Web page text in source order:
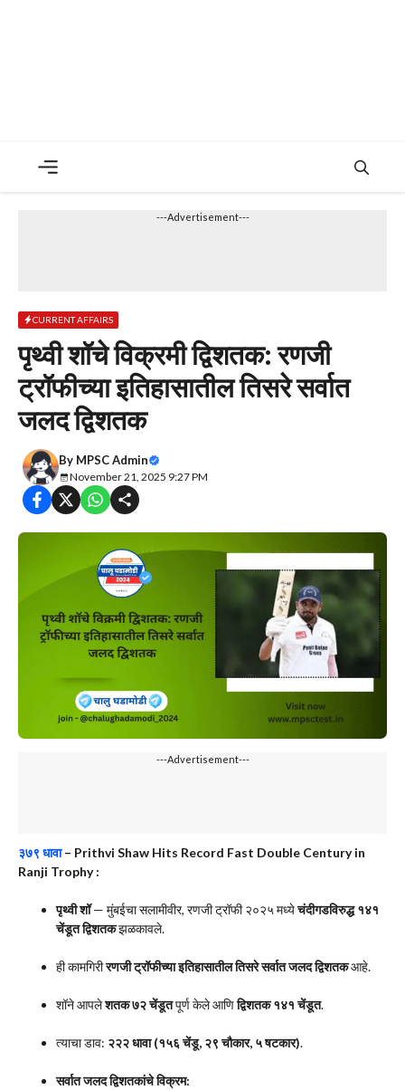
---Advertisement---
CURRENT AFFAIRS
पृथ्वी शॉचे विक्रमी द्विशतक: रणजी
ट्रॉफीच्या इतिहासातील तिसरे सर्वात
जलद द्विशतक
By MPSC Admin
November 21, 2025 9:27 PM
---Advertisement---
३७९ धावा– Prithvi Shaw Hits Record Fast Double Century in
Ranji Trophy:
पृथ्वी शॉ— मुंबईचा सलामीवीर, रणजी ट्रॉफी २०२५ मध्येचंदीगडविरुद्ध १४१
चेंडूत द्विशतकझळकावले.
ही कामगिरीरणजी ट्रॉफीच्या इतिहासातील तिसरे सर्वात जलद द्विशतकआहे.
शॉने आपलेशतक ७२ चेंडूतपूर्ण केले आणिद्विशतक १४१ चेंडूत.
त्याचा डाव: २२२ धावा (१५६ चेंडू, २९ चौकार, ५ षटकार).
सर्वात जलद द्विशतकांचे विक्रम: